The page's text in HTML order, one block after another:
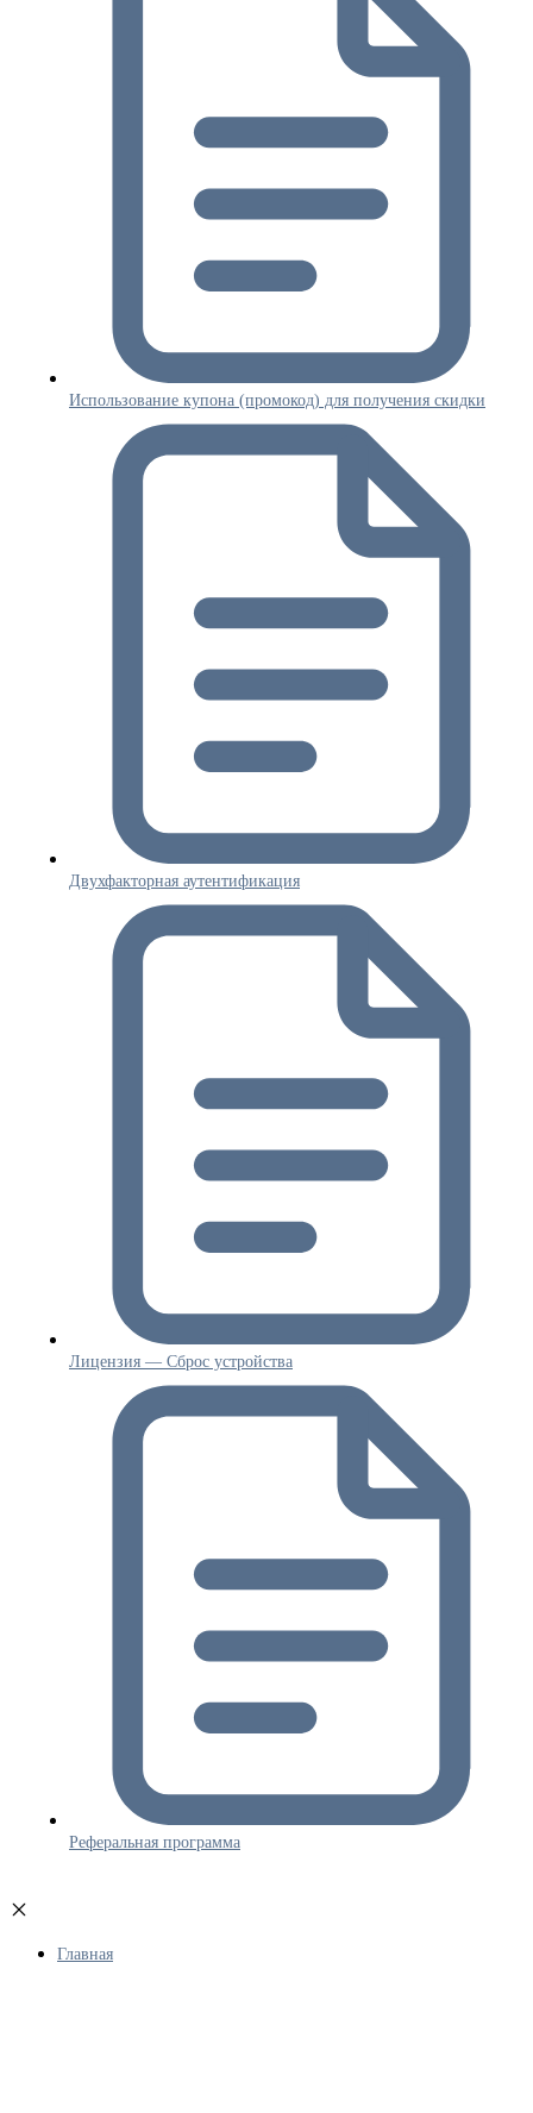
Использование купона (промокод) для получения скидки
Двухфакторная аутентификация
Лицензия — Сброс устройства
Реферальная программа
Главная